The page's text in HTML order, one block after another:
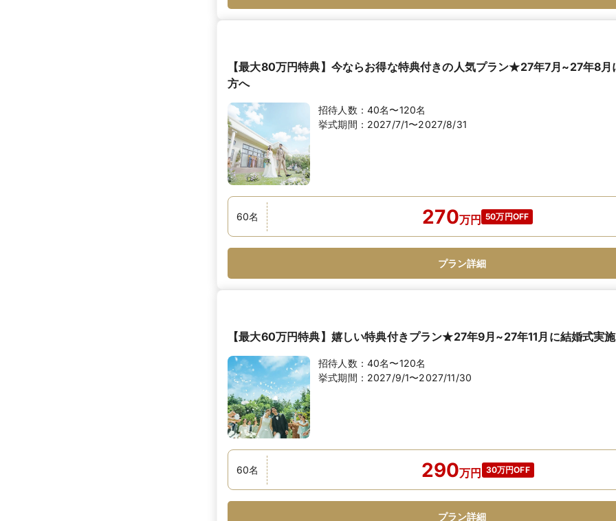
【最大80万円特典】今ならお得な特典付きの人気プラン★27年7月~27年8月
方へ
招待人数： 40名〜120名
挙式期間： 2027/7/1〜2027/8/31
60名 270万円 50万円OFF
プラン詳細
【最大60万円特典】嬉しい特典付きプラン★27年9月~27年11月に結婚式実
招待人数： 40名〜120名
挙式期間： 2027/9/1〜2027/11/30
60名 290万円 30万円OFF
プラン詳細